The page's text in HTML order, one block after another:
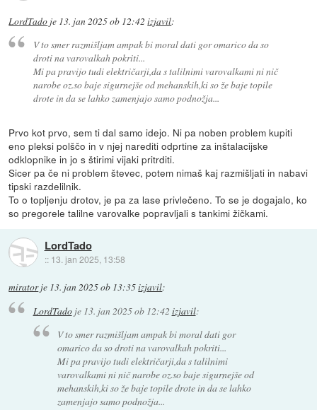
LordTado je 13. jan 2025 ob 12:42 izjavil:
V to smer razmišljam ampak bi moral dati gor omarico da so
droti na varovalkah pokriti...
Mi pa pravijo tudi električarji,da s talilnimi varovalkami ni nič
narobe oz.so baje sigurnejše od mehanskih,ki so že baje topile
drote in da se lahko zamenjajo samo podnožja...
Prvo kot prvo, sem ti dal samo idejo. Ni pa noben problem kupiti
eno pleksi polščo in v njej narediti odprtine za inštalacijske
odklopnike in jo s štirimi vijaki pritrditi.
Sicer pa če ni problem števec, potem nimaš kaj razmišljati in nabavi
tipski razdelilnik.
To o topljenju drotov, je pa za lase privlečeno. To se je dogajalo, ko
so pregorele talilne varovalke popravljali s tankimi žičkami.
LordTado
:: 13. jan 2025, 13:58
miratorje 13. jan 2025 ob 13:35izjavil:
LordTadoje 13. jan 2025 ob 12:42 izjavil:
V to smer razmišljam ampak bi moral dati gor
omarico da so droti na varovalkah pokriti...
Mi pa pravijo tudi električarji,da s talilnimi
varovalkami ni nič narobe oz.so baje sigurnejše od
mehanskih,ki so že baje topile drote in da se lahko
zamenjajo samo podnožja...